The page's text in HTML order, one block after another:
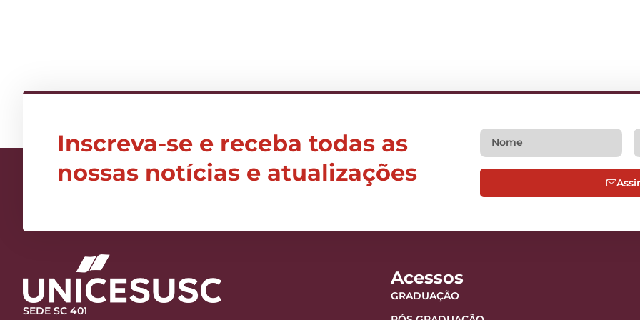
Inscreva-se e receba todas as
nossas notícias e atualizações
SEDE SC 401
Acessos
GRADUAÇÃO